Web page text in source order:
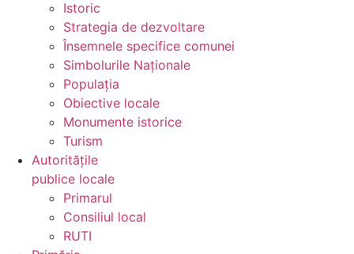
Istoric
Strategia de dezvoltare
Însemnele specifice comunei
Simbolurile Naționale
Populația
Obiective locale
Monumente istorice
Turism
Autoritățile
publice locale
Primarul
Consiliul local
RUTI